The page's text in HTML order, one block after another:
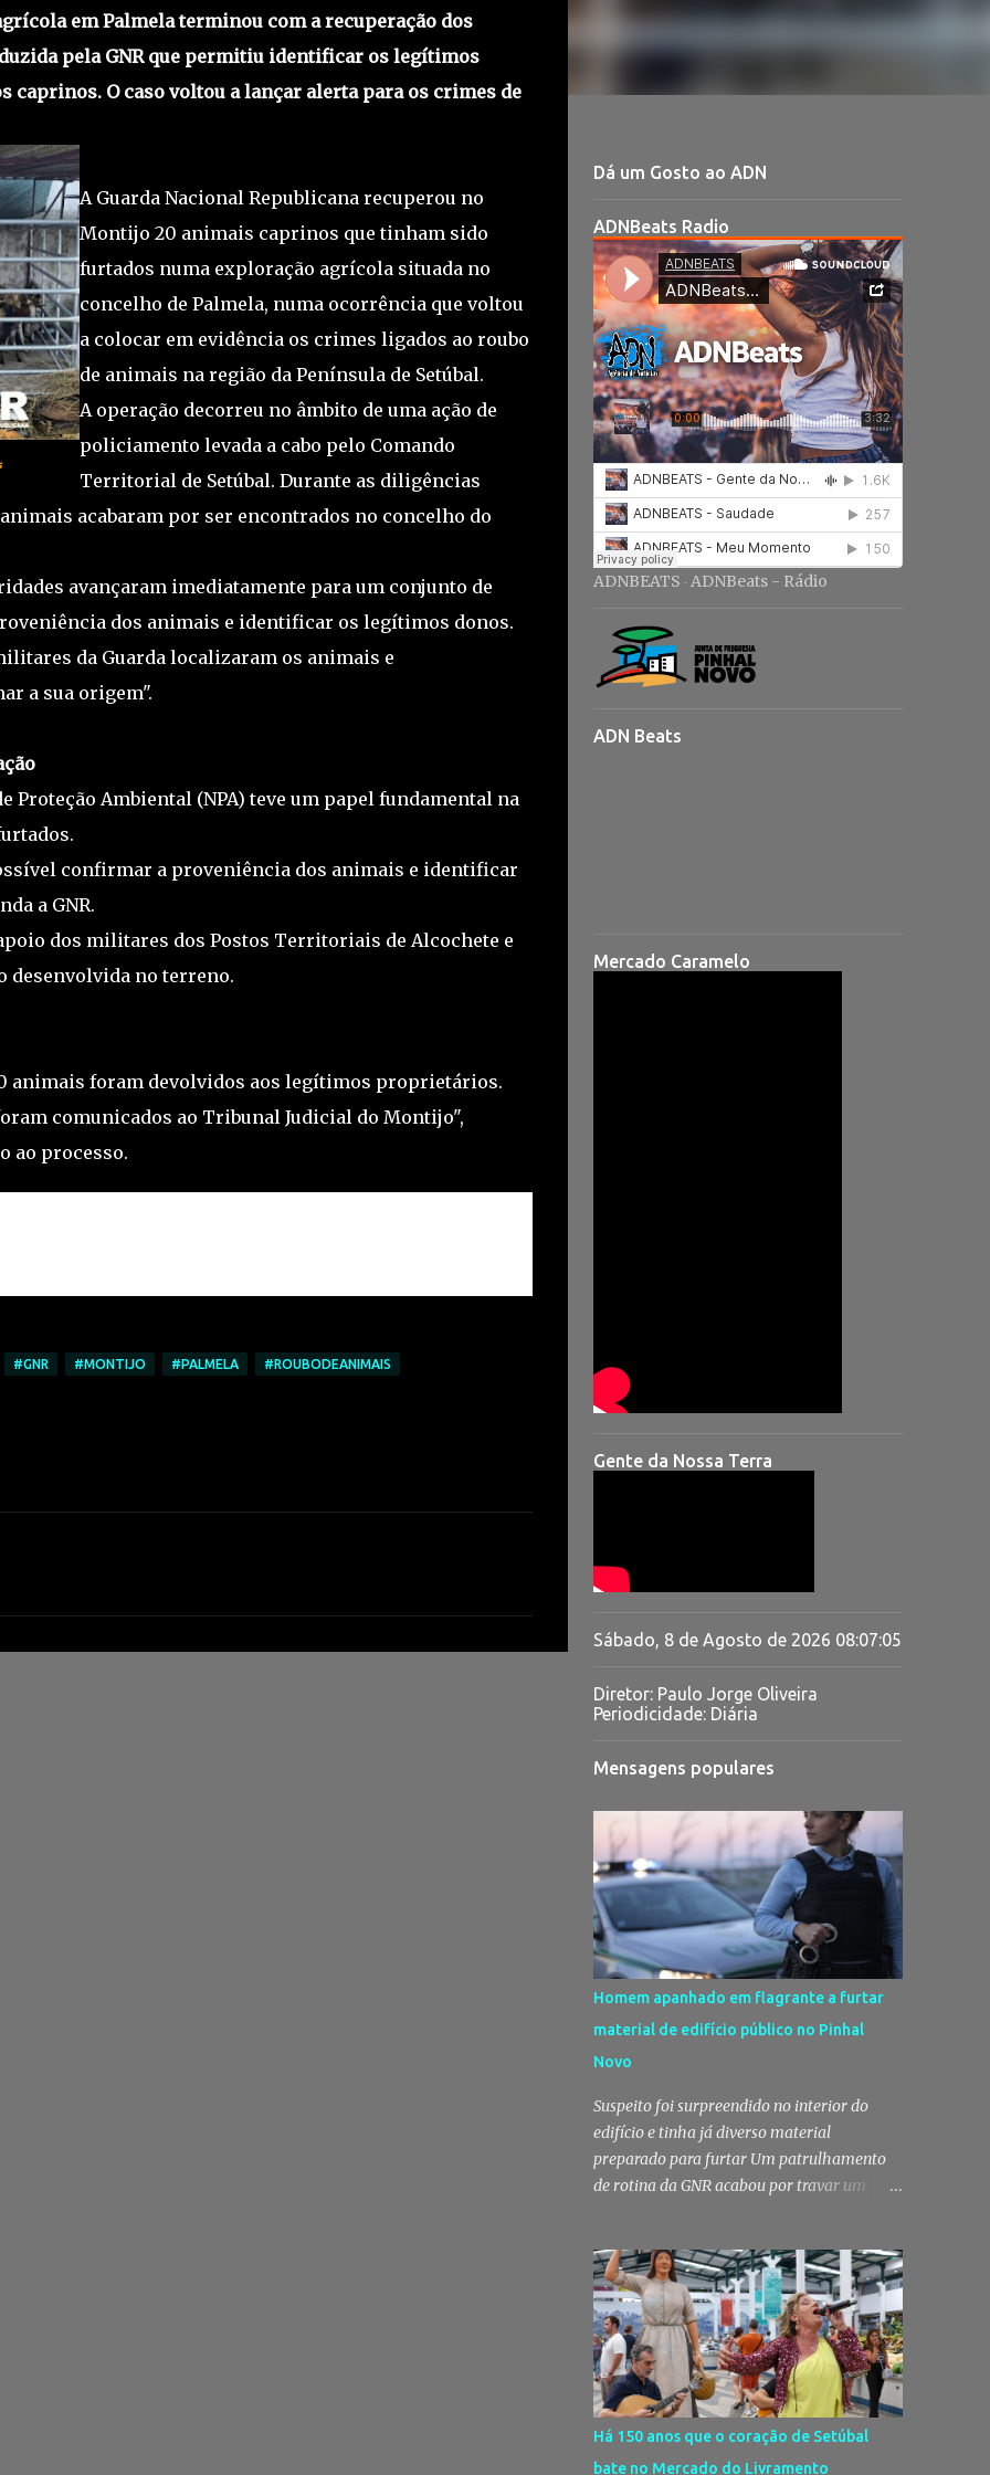
em Palmela terminou com a recuperação dos
pela GNR que permitiu identificar os legítimos
O caso voltou a lançar alerta para os crimes de
A Guarda Nacional Republicana recuperou no
Montijo 20 animais caprinos que tinham sido
furtados numa exploração agrícola situada no
concelho de Palmela, numa ocorrência que voltou
a colocar em evidência os crimes ligados ao roubo
de animais na região da Península de Setúbal.
A operação decorreu no âmbito de uma ação de
policiamento levada a cabo pelo Comando
Territorial de Setúbal. Durante as diligências
acabaram por ser encontrados no concelho do
avançaram imediatamente para um conjunto de
dos animais e identificar os legítimos donos.
da Guarda localizaram os animais e
a sua origem".
Proteção Ambiental (NPA) teve um papel fundamental na
confirmar a proveniência dos animais e identificar
a GNR.
dos militares dos Postos Territoriais de Alcochete e
desenvolvida no terreno.
animais foram devolvidos aos legítimos proprietários.
comunicados ao Tribunal Judicial do Montijo",
ao processo.
#GNR #MONTIJO #PALMELA #ROUBODEANIMAIS
Dá um Gosto ao ADN
ADNBeats Radio
ADNBEATS · ADNBeats - Rádio
ADN Beats
Mercado Caramelo
Gente da Nossa Terra
Sábado, 8 de Agosto de 2026 08:07:06
Diretor: Paulo Jorge Oliveira
Periodicidade: Diária
Mensagens populares
Homem apanhado em flagrante a furtar
material de edifício público no Pinhal
Novo
Suspeito foi surpreendido no interior do
edifício e tinha já diverso material
preparado para furtar Um patrulhamento
de rotina da GNR acabou por travar um
em flagrante delito no interior de um
edifício público quando alegadamente se
preparava para retirar diverso material,
acabando detido pelos militares da Guarda.
Patrulhamento da GNR termina com
detenção por furto A detenção ocorreu no
dia 4 de Agosto, - mas divulgada só nesta
quinta-feira - numa ação desenvolvida pelo
Há 150 anos que o coração de Setúbal
bate no Mercado do Livramento